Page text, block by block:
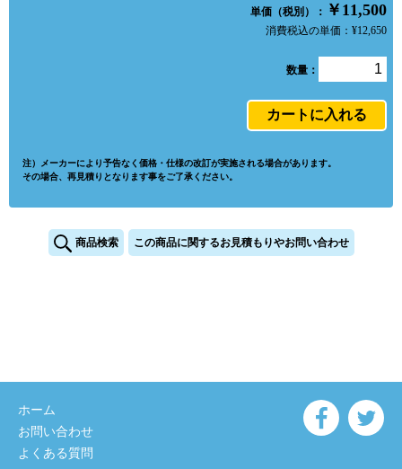
単価（税別）： ￥11,500
消費税込の単価：¥12,650
数量：
注）メーカーにより予告なく価格・仕様の改訂が実施される場合があります。
その場合、再見積りとなります事をご了承ください。
商品検索 この商品に関するお見積もりやお問い合わせ
ホーム
お問い合わせ
よくある質問